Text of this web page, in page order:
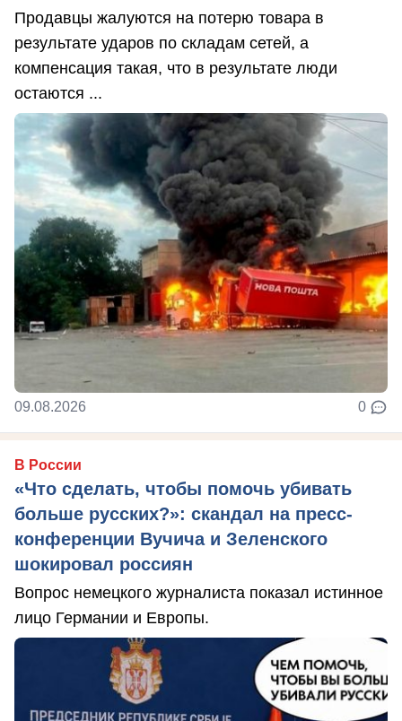
Продавцы жалуются на потерю товара в
результате ударов по складам сетей, а
компенсация такая, что в результате люди
остаются ...
09.08.2026 0
В России
«Что сделать, чтобы помочь убивать
больше русских?»: скандал на пресс-
конференции Вучича и Зеленского
шокировал россиян
Вопрос немецкого журналиста показал истинное
лицо Германии и Европы.